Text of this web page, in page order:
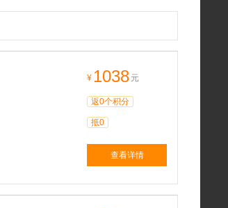
¥ 1038 元
返0个积分
抵0
查看详情